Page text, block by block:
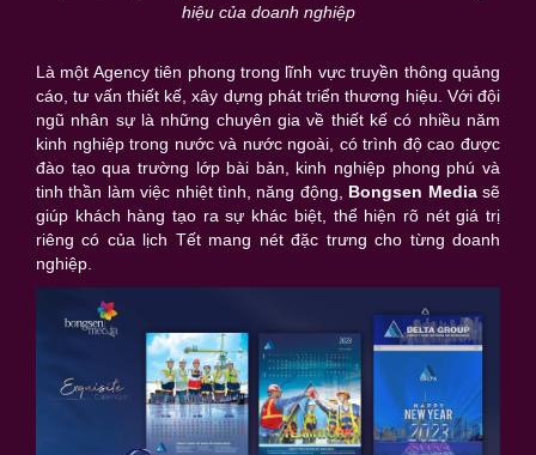
hiệu của doanh nghiệp
Là một Agency tiên phong trong lĩnh vực truyền thông quảng
cáo, tư vấn thiết kế, xây dựng phát triển thương hiệu. Với đội
ngũ nhân sự là những chuyên gia về thiết kế có nhiều năm
kinh nghiệp trong nước và nước ngoài, có trình độ cao được
đào tạo qua trường lớp bài bản, kinh nghiệp phong phú và
tinh thần làm việc nhiệt tình, năng động, Bongsen Mediasẽ
giúp khách hàng tạo ra sự khác biệt, thể hiện rõ nét giá trị
riêng có của lịch Tết mang nét đặc trưng cho từng doanh
nghiệp.